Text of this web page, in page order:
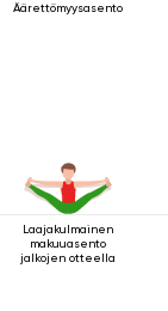
Äärettömyysasento
Laajakulmainen
makuuasento
jalkojen otteella